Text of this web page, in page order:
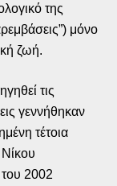
της
μόνο
ζωή.
τις
γεννήθηκαν
τέτοια
2002